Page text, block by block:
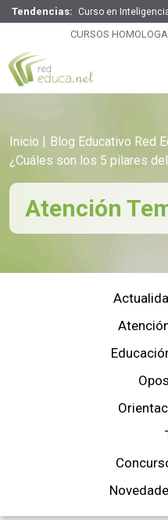
Tendencias: Curso en
CURSOS
Inicio Blog Educativo Red
¿Cuáles son los 5 pilares
Atención